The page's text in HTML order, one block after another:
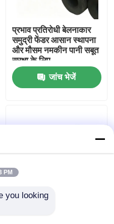
प्रभाव प्रतिरोधी बेलनाकार
समुद्री फेंडर आसान स्थापना
और मौसम नमकीन पानी सबूत
सुरक्षा के लिए
जांच भेजें
PM
you looking